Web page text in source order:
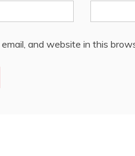
and website in this